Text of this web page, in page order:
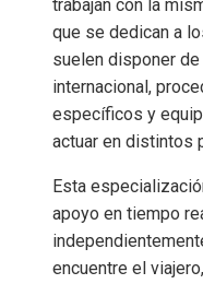
trabajan con la
que se dedican a
suelen disponer
internacional,
específicos y
actuar en distintos
Esta
apoyo en tiempo
encuentre el